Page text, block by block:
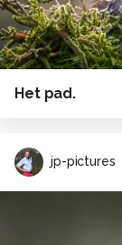
Het pad.
jp-pictures